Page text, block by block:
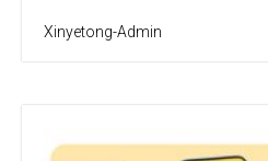
Xinyetong-Admin